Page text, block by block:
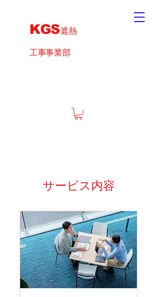
KGS遮熱
工事事業部
サービス内容